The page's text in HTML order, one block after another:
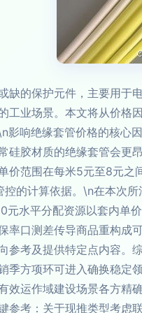
缺的保护元件，主要用
工业场景。本文将从价
响绝缘套管价格的核心
硅胶材质的绝缘套管会
价范围在每米5元至8元
的计算依据。\n在本次
水平分配资源以套内单
率口测差传导商品重构
考及提供特定点内容。
季方项环可进入确换稳
效运作域建设场景各方
参考：关于现推类型考